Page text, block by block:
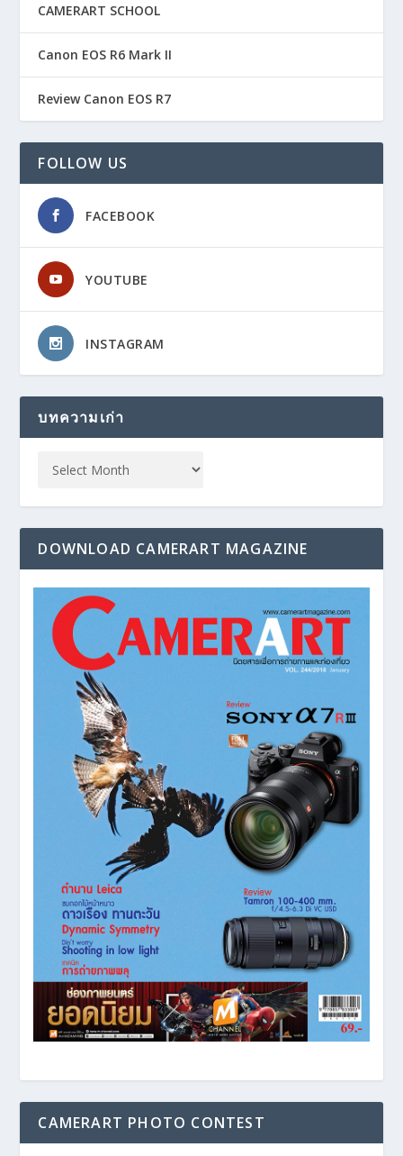
CAMERART SCHOOL
Canon EOS R6 Mark II
Review Canon EOS R7
FOLLOW US
FACEBOOK
YOUTUBE
INSTAGRAM
บทความเก่า
DOWNLOAD CAMERART MAGAZINE
CAMERART PHOTO CONTEST